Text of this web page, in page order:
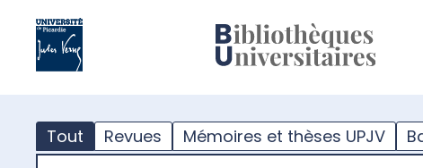
Tout Revues Mémoires et thèses UPJV
RECHERCHER DANS "TOUT"